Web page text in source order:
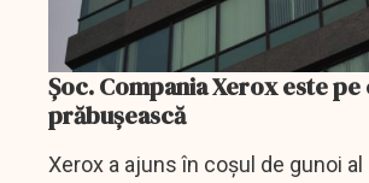
Șoc. Compania Xerox este pe
prăbușească
Xerox a ajuns în coșul de gunoi